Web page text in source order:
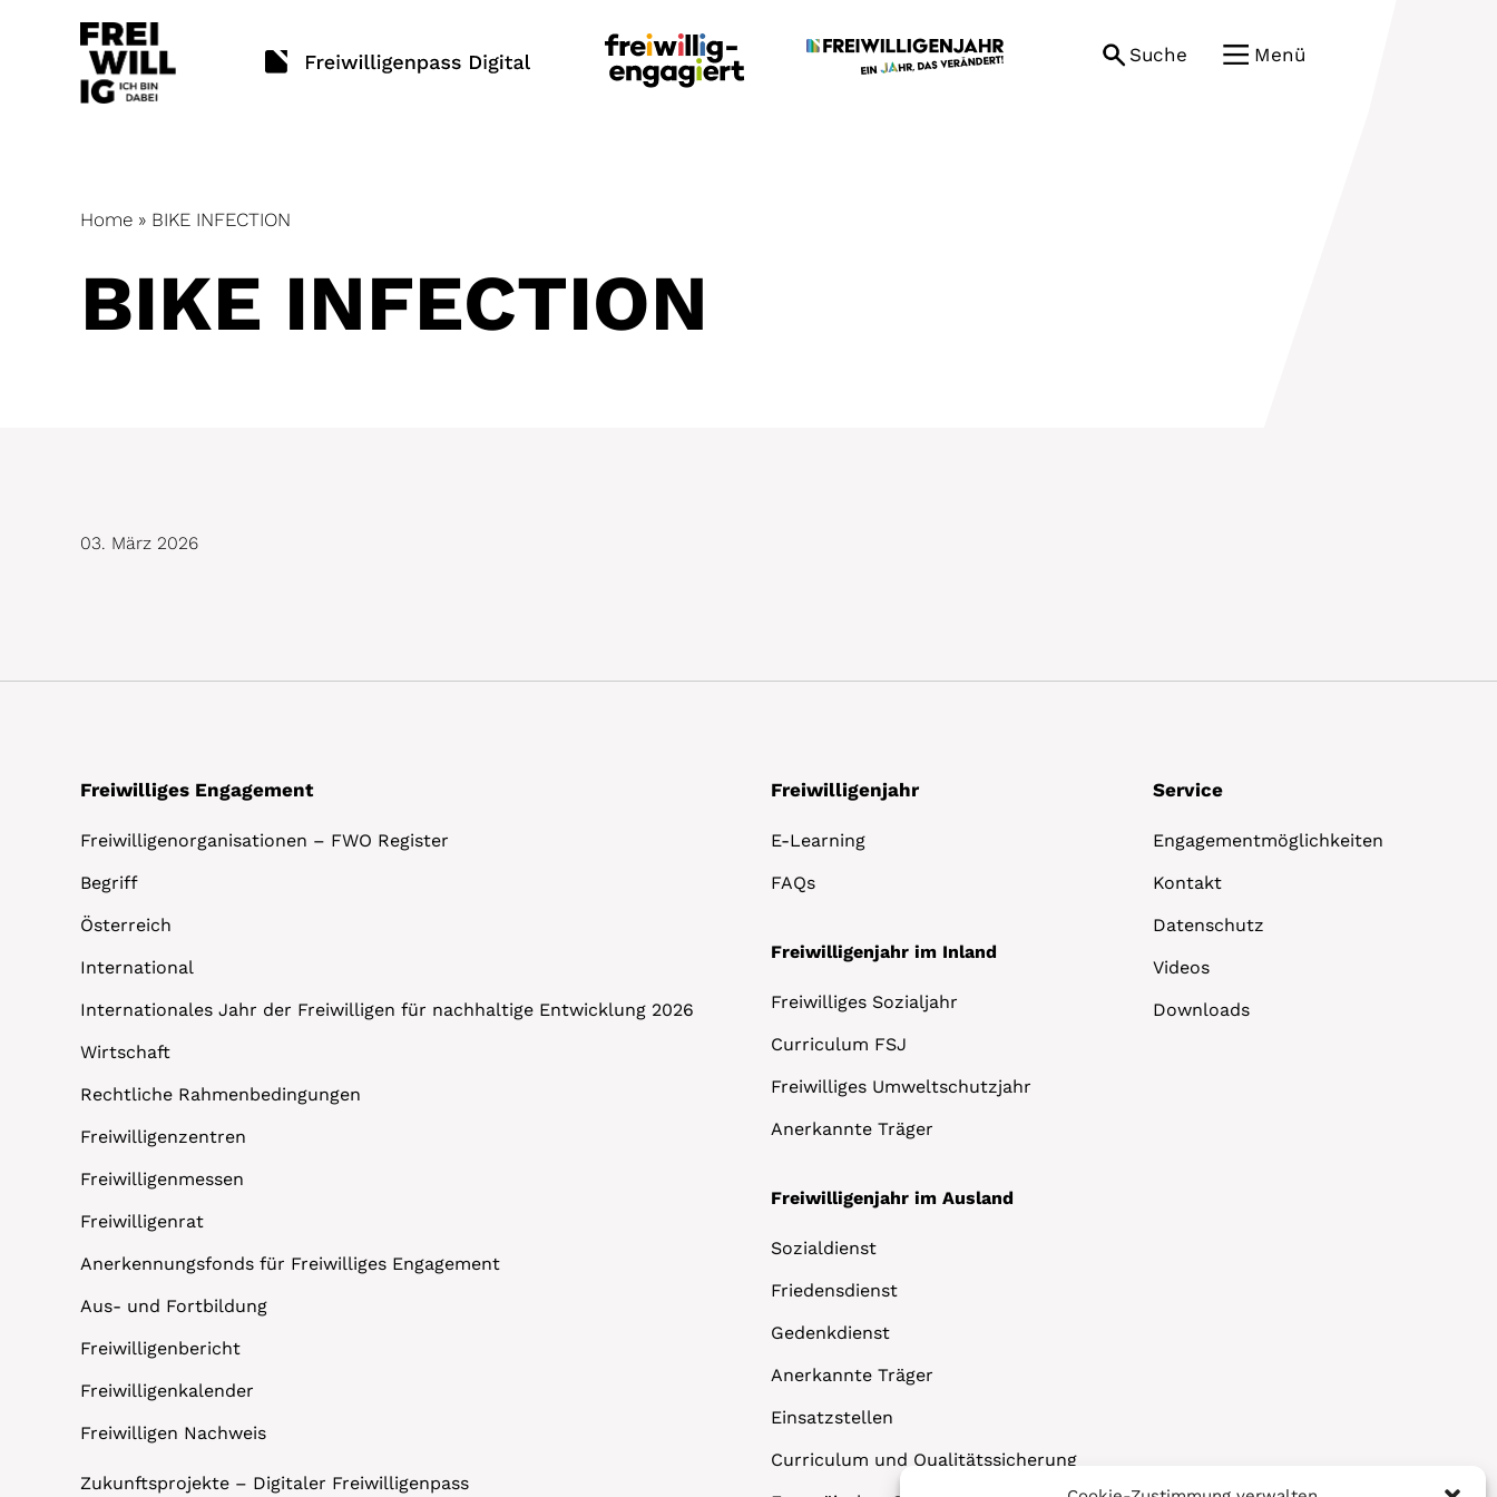
Suche Menü
Home » BIKE INFECTION
BIKE INFECTION
03. März 2026
Freiwilliges Engagement
Freiwilligenorganisationen – FWO Register
Begriff
Österreich
International
Internationales Jahr der Freiwilligen für nachhaltige Entwicklung 2026
Wirtschaft
Rechtliche Rahmenbedingungen
Freiwilligenzentren
Freiwilligenmessen
Freiwilligenrat
Anerkennungsfonds für Freiwilliges Engagement
Aus- und Fortbildung
Freiwilligenbericht
Freiwilligenkalender
Freiwilligen Nachweis
Zukunftsprojekte – Digitaler Freiwilligenpass
Freiwilligenjahr
E-Learning
FAQs
Freiwilligenjahr im Inland
Freiwilliges Sozialjahr
Curriculum FSJ
Freiwilliges Umweltschutzjahr
Anerkannte Träger
Freiwilligenjahr im Ausland
Sozialdienst
Friedensdienst
Gedenkdienst
Anerkannte Träger
Einsatzstellen
Curriculum und Qualitätssicherung
Service
Engagementmöglichkeiten
Kontakt
Datenschutz
Videos
Downloads